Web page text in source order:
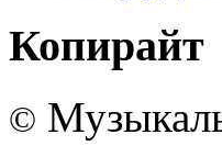
Копирайт
©